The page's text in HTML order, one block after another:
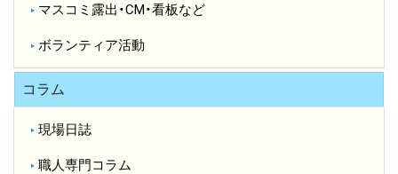
マスコミ露出・CM・看板など
ボランティア活動
コラム
現場日誌
職人専門コラム